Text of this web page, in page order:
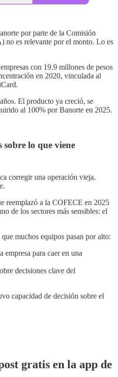
por parte de la Comisión
es relevante por el monto. Lo es
con 19.9 millones de pesos
en 2020, vinculada al
El producto ya creció, se
al 100% por Banorte en 2025.
sobre lo que viene
corregir una operación vieja.
a la COFECE en 2025
de los sectores más sensibles: el
muchos equipos pasan por alto:
empresa para caer en una
decisiones clave del
capacidad de decisión sobre el
gratis en la app de